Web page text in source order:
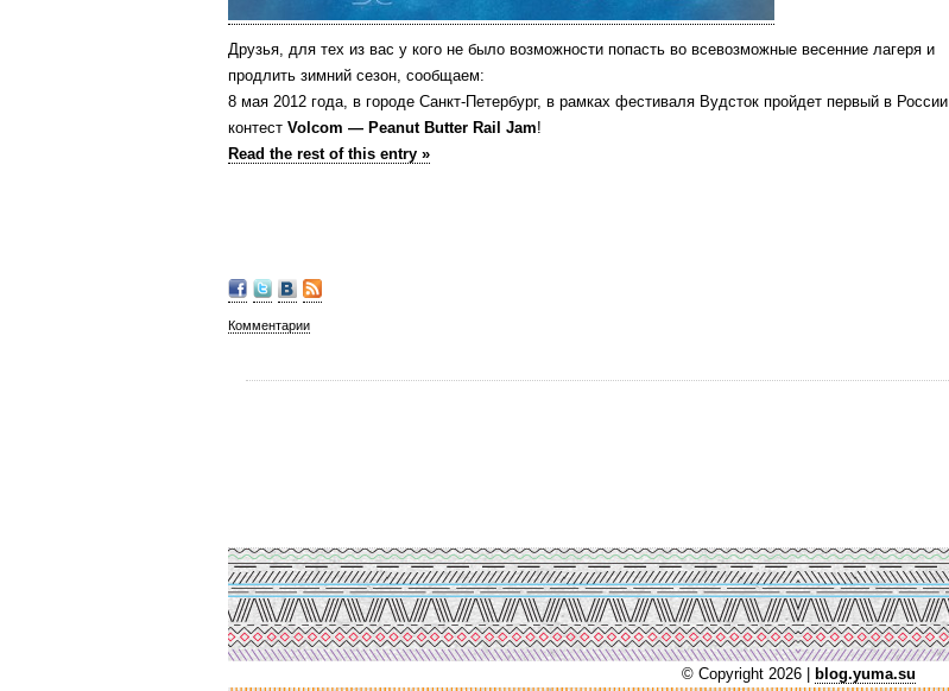
Друзья, для тех из вас у кого не было возможности попасть во всевозможные весенние лагеря и
продлить зимний сезон, сообщаем:
8 мая 2012 года, в городе Санкт-Петербург, в рамках фестиваля Вудсток пройдет первый в России
контест Volcom — Peanut Butter Rail Jam!
Read the rest of this entry »
Комментарии
© Copyright 2026 | blog.yuma.su